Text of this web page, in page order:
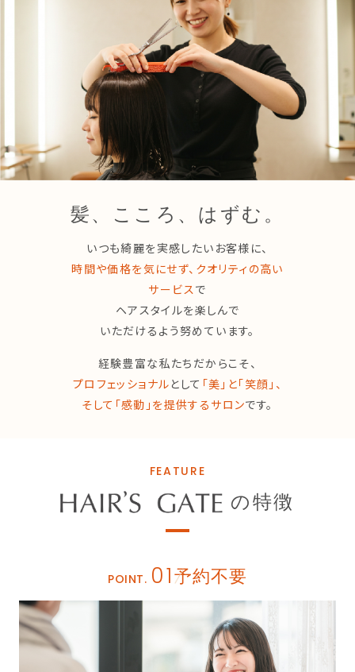
髪、こころ、はずむ。
いつも綺麗を実感したいお客様に、
時間や価格を気にせず、クオリティの高い
サービス で
ヘアスタイルを楽しんで
いただけるよう努めています。
経験豊富な私たちだからこそ、
プロフェッショナル として 「美」と「笑顔」、
そして「感動」を提供するサロンです。
FEATURE
の特徴
POINT. 01 予約不要